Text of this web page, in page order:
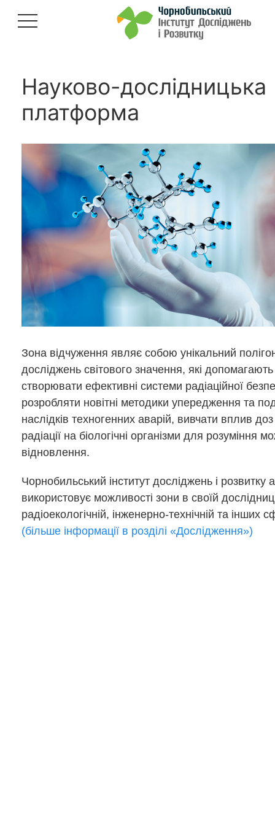
Науково-дослідницька
платформа
Зона відчуження являє собою унікальний
досліджень світового значення, які
створювати ефективні системи радіаційної
розробляти новітні методики упередження та
наслідків техногенних аварій, вивчати вплив
радіації на біологічні організми для розуміння
відновлення.
Чорнобильський інститут досліджень і розвитку
використовує можливості зони в своїй
радіоекологічній, інженерно-технічній та інших
(більше інформації в розділі «Дослідження»)